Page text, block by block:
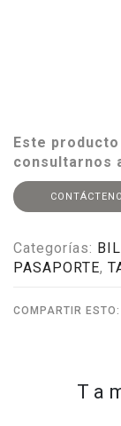
Este
consultarnos
Categorías:
PASAPORTE,
COMPARTIR ESTO: